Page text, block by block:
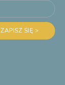
ZAPISZ SIĘ >